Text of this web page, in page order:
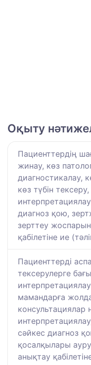
Оқыту
Пациенттердің
жинау, көз
диагностикалау,
көз түбін
диагноз қою,
зерттеу
қабілетіне ие
Пациенттерді
тексерулерге
мамандарға
консультациялар
сәйкес диагноз
қосалқылары
анықтау